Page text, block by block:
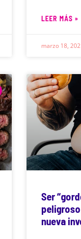
LEER MÁS »
marzo 18,
Ser
nueva